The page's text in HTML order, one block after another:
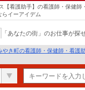
看護助手】の看護師・保健師
らイーアイデム
「あなたの街」のお仕事が探
やき町の看護師・保健師・看護